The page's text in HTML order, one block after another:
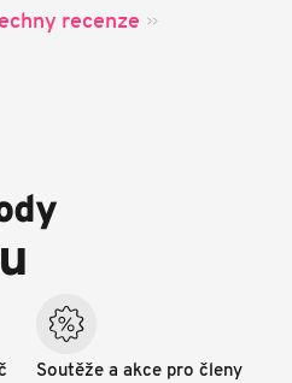
recenze
Soutěže a akce pro členy